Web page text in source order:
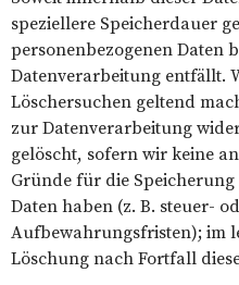
speziellere Speicherdauer
personenbezogenen Daten
Datenverarbeitung entfällt.
Löschersuchen geltend
zur Datenverarbeitung
gelöscht, sofern wir keine
Gründe für die
Daten haben (z. B. steuer-
Aufbewahrungsfristen); im
Löschung nach Fortfall